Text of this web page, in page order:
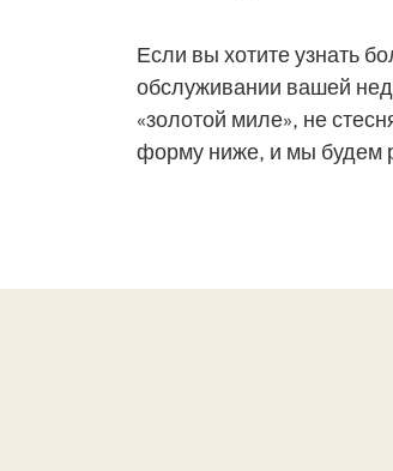
Если вы хотите узнать
обслуживании вашей
«золотой миле», не
форму ниже, и мы будем